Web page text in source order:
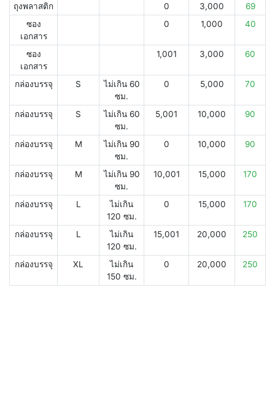
ถุงพลาสติก
0 3,000
69
ซอง
เอกสาร
0 1,000 40
ซอง
เอกสาร
1,001 3,000 60
กล่องบรรจุ S
ไม่เกิน 60
ซม.
0 5,000 70
กล่องบรรจุ S
ไม่เกิน 60
ซม.
5,001 10,000 90
กล่องบรรจุ M
ไม่เกิน 90
ซม.
0 10,000 90
กล่องบรรจุ M
ไม่เกิน 90
ซม.
10,001 15,000 170
กล่องบรรจุ L
ไม่เกิน
120 ซม.
0 15,000 170
กล่องบรรจุ L
ไม่เกิน
120 ซม.
15,001 20,000 250
กล่องบรรจุ XL
ไม่เกิน
150 ซม.
0 20,000 250